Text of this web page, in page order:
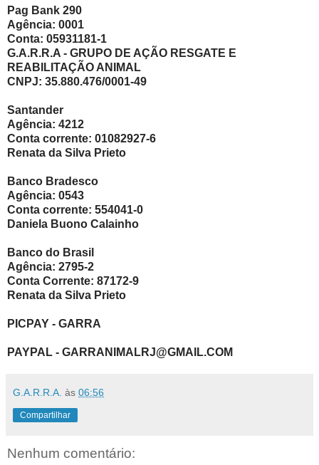
Pag Bank 290
Agência: 0001
Conta: 05931181-1
G.A.R.R.A - GRUPO DE AÇÃO RESGATE E
REABILITAÇÃO ANIMAL
CNPJ: 35.880.476/0001-49
Santander
Agência: 4212
Conta corrente: 01082927-6
Renata da Silva Prieto
Banco Bradesco
Agência: 0543
Conta corrente: 554041-0
Daniela Buono Calainho
Banco do Brasil
Agência: 2795-2
Conta Corrente: 87172-9
Renata da Silva Prieto
PICPAY - GARRA
PAYPAL - GARRANIMALRJ@GMAIL.COM
G.A.R.R.A. às 06:56
Compartilhar
Nenhum comentário: